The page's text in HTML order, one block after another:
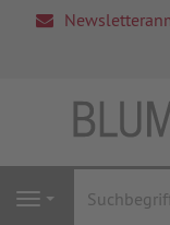
Navigation